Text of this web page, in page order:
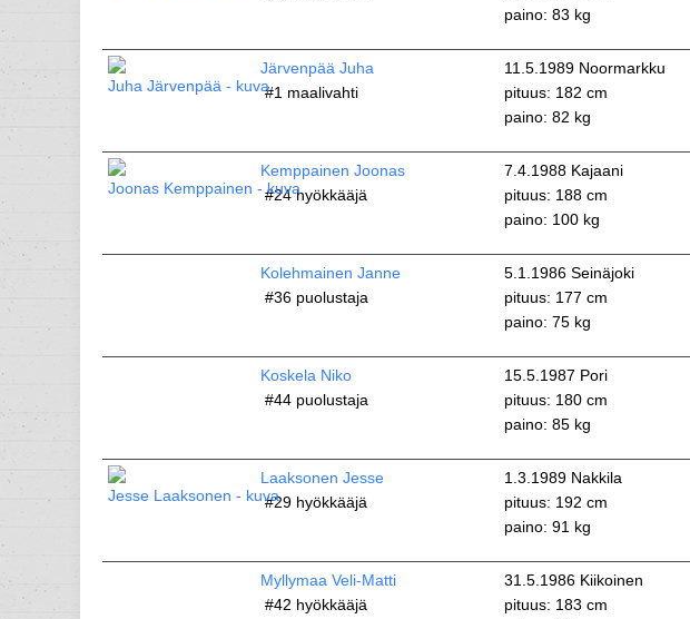
paino: 83 kg
Järvenpää Juha
#1 maalivahti
11.5.1989 Noormarkku
pituus: 182 cm
paino: 82 kg
Kemppainen Joonas
#24hyökkääjä
7.4.1988 Kajaani
pituus: 188 cm
paino: 100 kg
Kolehmainen Janne
#36puolustaja
5.1.1986 Seinäjoki
pituus: 177 cm
paino: 75 kg
Koskela Niko
#44puolustaja
15.5.1987 Pori
pituus: 180 cm
paino: 85 kg
Laaksonen Jesse
#29hyökkääjä
1.3.1989 Nakkila
pituus: 192 cm
paino: 91 kg
Myllymaa Veli-Matti
#42 hyökkääjä
31.5.1986 Kiikoinen
pituus: 183 cm